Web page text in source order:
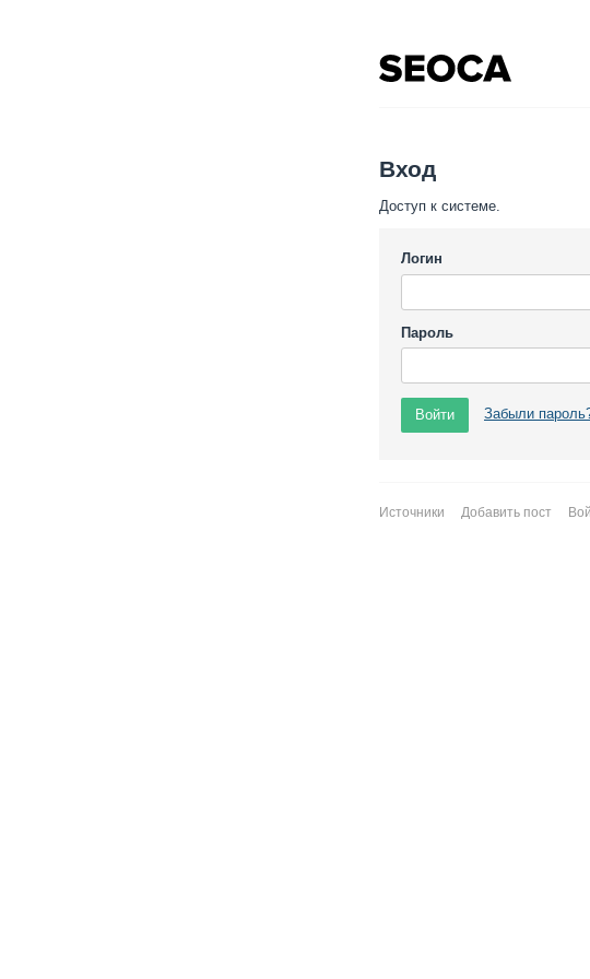
Вход
Доступ к системе.
Логин
Пароль
Забыли
Источники Добавить пост